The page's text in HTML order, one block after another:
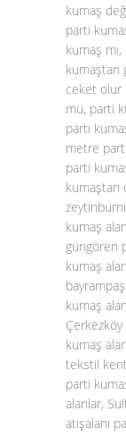
kumaş
parti
kumaş
kumaştan
ceket olur
mu, parti
parti
metre
parti
kumaştan
kumaş
güngören
kumaş
kumaş
kumaş
tekstil
parti
alanlar,
atışalanı